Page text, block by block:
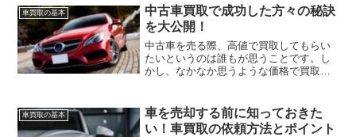
しく、たくさんの業者が存在していま
す。そこで、本記事では自動車買...
車買取の基本
中古車買取で成功した方々の秘訣
を大公開！
中古車を売る際、高値で買取してもらい
たいというのは誰もが思うことです。し
かし、なかなか思うような価格で買取し
ントに注意すれば良いのかが見えてきま
す。この記事では、中古車...
車買取の基本
車を売却する前に知っておきた
い！車買取の依頼方法とポイント